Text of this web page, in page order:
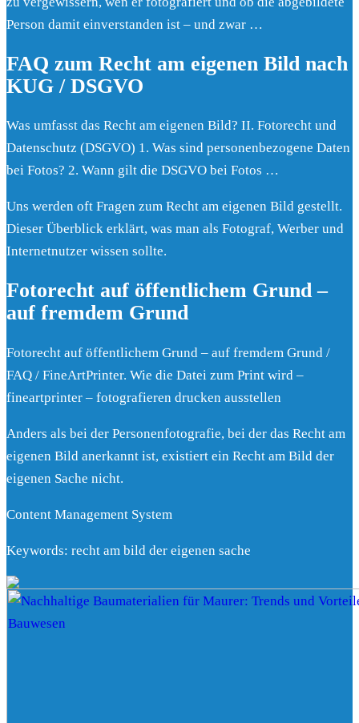
Person damit einverstanden ist – und zwar …
FAQ zum Recht am eigenen Bild nach
KUG / DSGVO
Was umfasst das Recht am eigenen Bild? II. Fotorecht und
Datenschutz (DSGVO) 1. Was sind personenbezogene Daten
bei Fotos? 2. Wann gilt die DSGVO bei Fotos …
Uns werden oft Fragen zum Recht am eigenen Bild gestellt.
Dieser Überblick erklärt, was man als Fotograf, Werber und
Internetnutzer wissen sollte.
Fotorecht auf öffentlichem Grund –
auf fremdem Grund
Fotorecht auf öffentlichem Grund – auf fremdem Grund /
FAQ / FineArtPrinter. Wie die Datei zum Print wird –
fineartprinter – fotografieren drucken ausstellen
Anders als bei der Personenfotografie, bei der das Recht am
eigenen Bild anerkannt ist, existiert ein Recht am Bild der
eigenen Sache nicht.
Content Management System
Keywords: recht am bild der eigenen sache